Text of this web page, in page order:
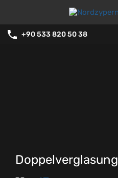
+90 533 820 50 38
Doppelverglasung